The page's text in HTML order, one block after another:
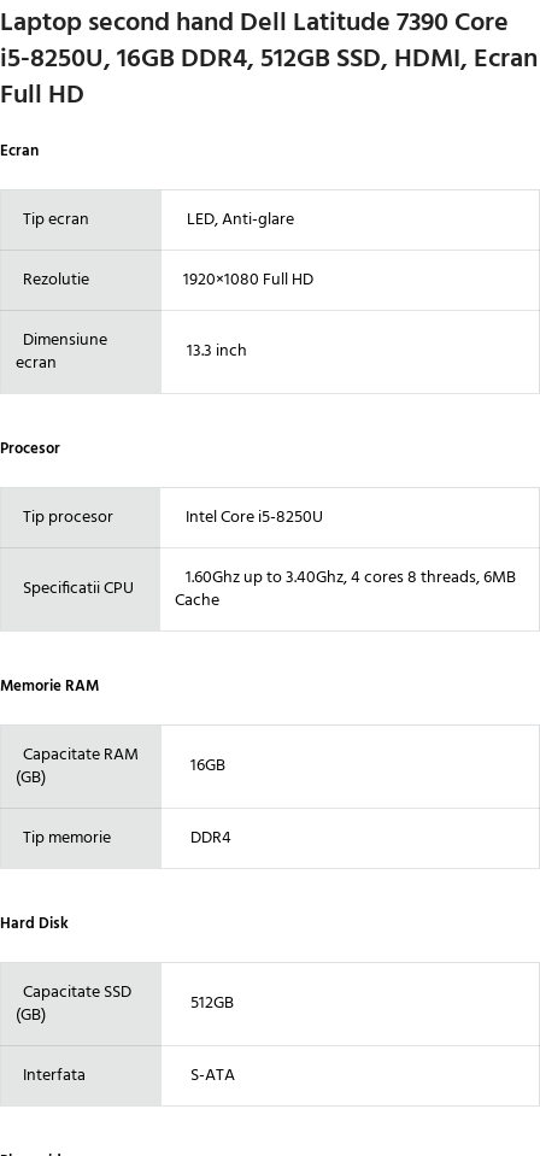
Laptop second hand Dell Latitude 7390 Core
i5-8250U, 16GB DDR4, 512GB SSD, HDMI, Ecran
Full HD
Ecran
Tip ecran LED, Anti-glare
Rezolutie 1920×1080 Full HD
Dimensiune
ecran
13.3 inch
Procesor
Tip procesor Intel Core i5-8250U
Specificatii CPU
1.60Ghz up to 3.40Ghz, 4 cores 8 threads, 6MB
Cache
Memorie RAM
Capacitate RAM
(GB)
16GB
Tip memorie DDR4
Hard Disk
Capacitate SSD
(GB)
512GB
Interfata S-ATA